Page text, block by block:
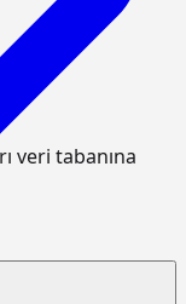
veri tabanına